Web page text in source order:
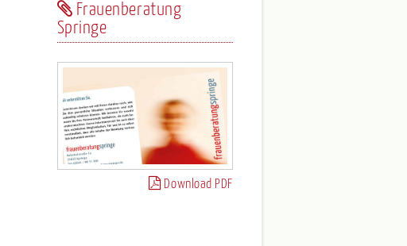
Frauenberatung
Springe
Download PDF